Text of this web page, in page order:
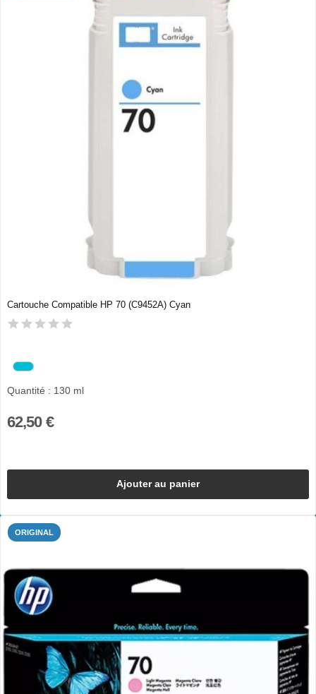
Cartouche Compatible HP 70 (C9452A) Cyan
Quantité : 130 ml
62,50 €
Ajouter au panier
ORIGINAL